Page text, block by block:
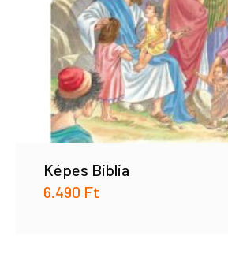
Képes Biblia
6.490 Ft